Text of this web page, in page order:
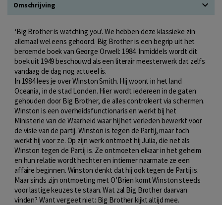
Omschrijving
‘Big Brother is watching you’. We hebben deze klassieke zin
allemaal wel eens gehoord. Big Brother is een begrip uit het
beroemde boek van George Orwell: 1984. Inmiddels wordt dit
boek uit 1949 beschouwd als een literair meesterwerk dat zelfs
vandaag de dag nog actueel is.
In 1984 lees je over Winston Smith. Hij woont in het land
Oceania, in de stad Londen. Hier wordt iedereen in de gaten
gehouden door Big Brother, die alles controleert via schermen.
Winston is een overheidsfunctionaris en werkt bij het
Ministerie van de Waarheid waar hij het verleden bewerkt voor
de visie van de partij. Winston is tegen de Partij, maar toch
werkt hij voor ze. Op zijn werk ontmoet hij Julia, die net als
Winston tegen de Partij is. Ze ontmoeten elkaar in het geheim
en hun relatie wordt hechter en intiemer naarmate ze een
affaire beginnen. Winston denkt dat hij ook tegen de Partij is.
Maar sinds zijn ontmoeting met O’Brien komt Winston steeds
voor lastige keuzes te staan. Wat zal Big Brother daarvan
vinden? Want vergeet niet: Big Brother kijkt altijd mee.